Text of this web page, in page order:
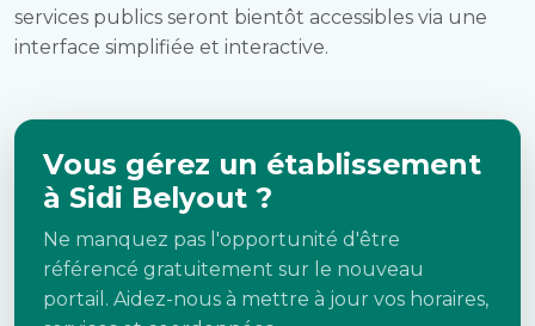
services publics seront bientôt accessibles via une
interface simplifiée et interactive.
Vous gérez un établissement
à Sidi Belyout ?
Ne manquez pas l'opportunité d'être
référencé gratuitement sur le nouveau
portail. Aidez-nous à mettre à jour vos horaires,